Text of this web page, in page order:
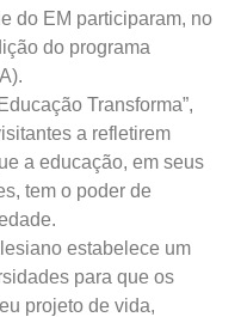
do EM participaram, no
do programa
Transforma”,
a refletirem
a educação, em seus
tem o poder de
estabelece um
para que os
projeto de vida,